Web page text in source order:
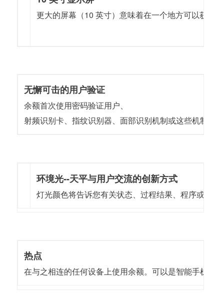
更大的屏幕（10 英寸）意味着在一个地方可以获得
无懈可击的用户验证
余额首次使用密码验证用户、
射频识别卡、指纹识别器、面部识别机制或这些机制的
环境光--天平与用户交流的创新方式
灯光颜色将告诉您有关状态、过程结果、程序或警报
热点
在与之相连的任何设备上使用余额。可以是智能手机、